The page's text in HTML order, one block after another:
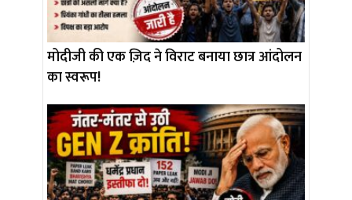
मोदीजी की एक ज़िद ने विराट बनाया छात्र आंदोलन
का स्वरूप!